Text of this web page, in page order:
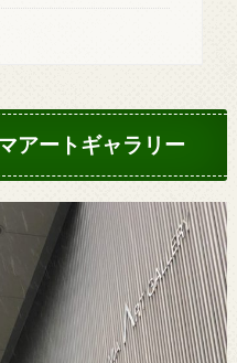
アートギャラリー